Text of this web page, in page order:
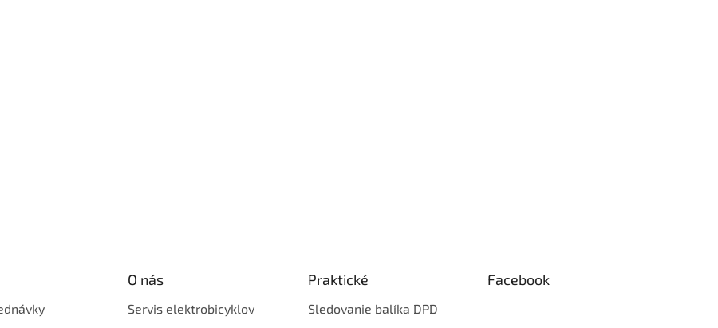
O nás
Servis elektrobicyklov
Praktické
Sledovanie balíka DPD
Facebook